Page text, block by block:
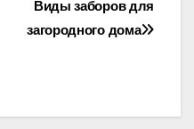
Виды заборов для
загородного дома